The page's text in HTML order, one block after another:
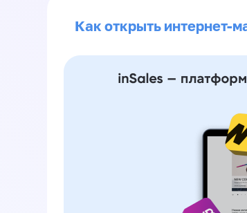
Как открыть интернет-